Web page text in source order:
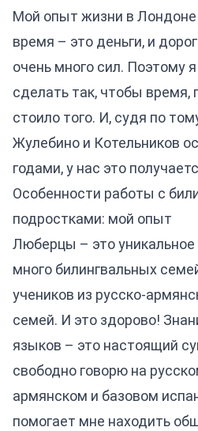
Мой опыт жизни в Лондоне
время – это деньги, и
очень много сил. Поэтому
сделать так, чтобы время,
стоило того. И, судя по
Жулебино и Котельников
годами, у нас это
Особенности работы с
подростками: мой опыт
Люберцы – это
много билингвальных
учеников из русско-
семей. И это здорово!
языков – это настоящий
свободно говорю на
армянском и базовом
помогает мне находить